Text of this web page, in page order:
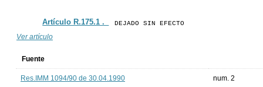
Artículo R.175.1 ._ DEJADO SIN EFECTO
Ver artículo
Fuente
Res.IMM 1094/90 de 30.04.1990 num. 2